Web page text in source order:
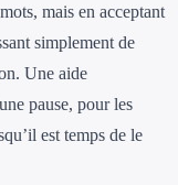
mais en acceptant
simplement de
Une aide
pause, pour les
est temps de le